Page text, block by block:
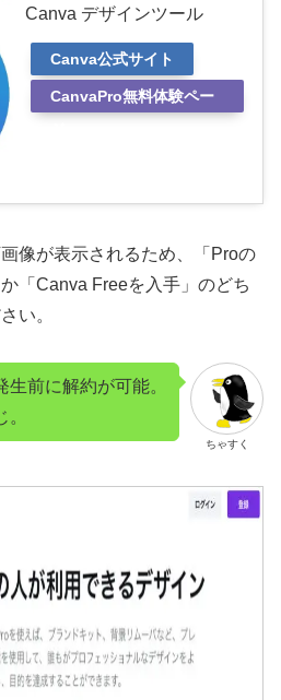
Canva デザインツール
Canva公式サイト
CanvaPro無料体験ペー
像が表示されるため、「Proの
「Canva Freeを入手」のどち
い。
ちゃすく
前に解約が可能。